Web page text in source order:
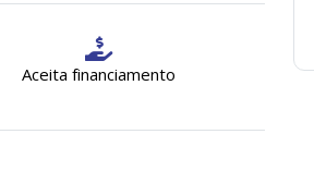
Aceita financiamento